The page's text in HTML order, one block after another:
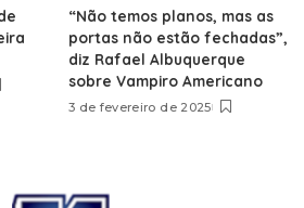
“Não temos planos, mas as
portas não estão fechadas”,
diz Rafael Albuquerque
sobre Vampiro Americano
3 de fevereiro de 2025